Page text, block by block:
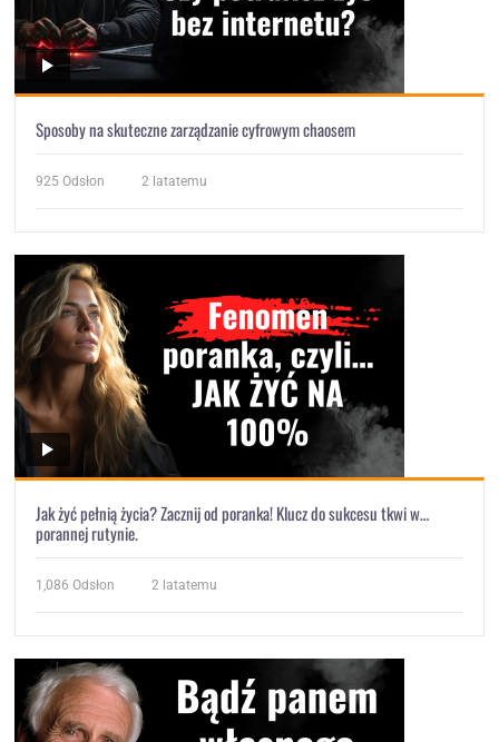
Sposoby na skuteczne zarządzanie cyfrowym chaosem
925 Odsłon 2 latatemu
Jak żyć pełnią życia? Zacznij od poranka! Klucz do sukcesu tkwi w…
porannej rutynie.
1,086 Odsłon 2 latatemu